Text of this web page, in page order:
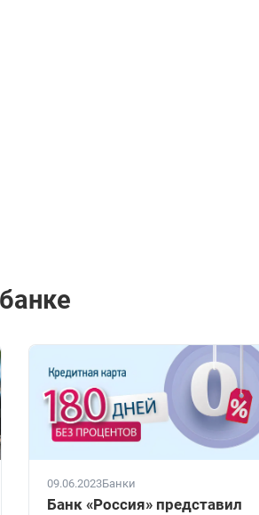
09.06.2023Банки
Банк «Россия» представил